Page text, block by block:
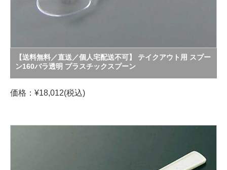
【送料無料／直送／個人宅配送不可】 テイクアウト用 スプー
ン160バラ透明 プラスチックスプーン
価格：¥18,012(税込)